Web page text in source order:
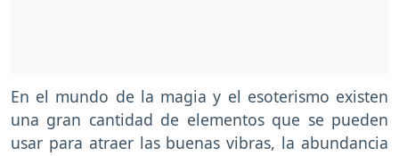
En el mundo de la magia y el esoterismo existen
una gran cantidad de elementos que se pueden
usar para atraer las buenas vibras, la abundancia